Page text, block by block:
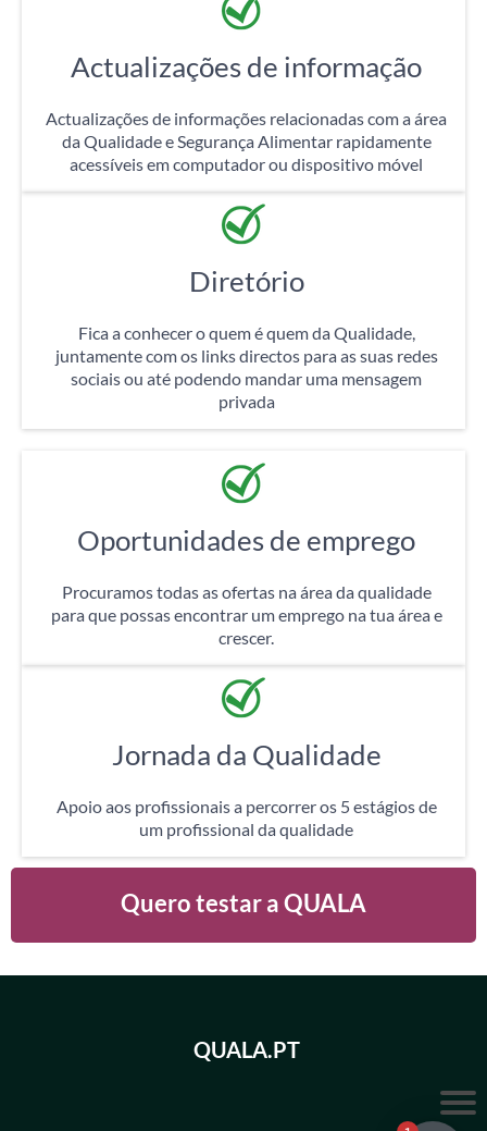
Actualizações de informação
Actualizações de informações relacionadas com a área
da Qualidade e Segurança Alimentar rapidamente
acessíveis em computador ou dispositivo móvel
Diretório
Fica a conhecer o quem é quem da Qualidade,
juntamente com os links directos para as suas redes
sociais ou até podendo mandar uma mensagem
privada
Oportunidades de emprego
Procuramos todas as ofertas na área da qualidade
para que possas encontrar um emprego na tua área e
crescer.
Jornada da Qualidade
Apoio aos profissionais a percorrer os 5 estágios de
um profissional da qualidade
Quero testar a QUALA
QUALA.PT